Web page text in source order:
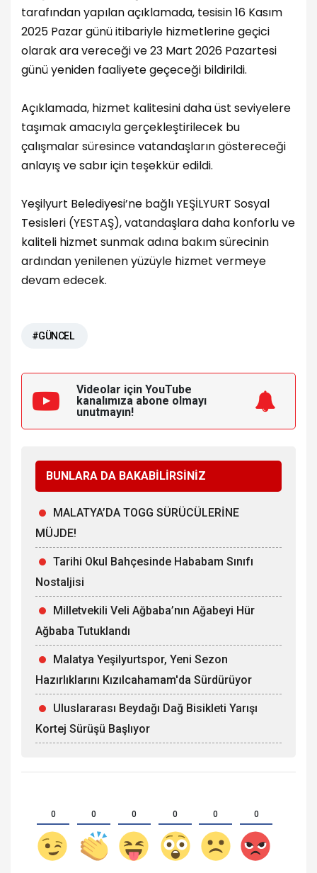
tarafından yapılan açıklamada, tesisin 16 Kasım
2025 Pazar günü itibariyle hizmetlerine geçici
olarak ara vereceği ve 23 Mart 2026 Pazartesi
günü yeniden faaliyete geçeceği bildirildi.
Açıklamada, hizmet kalitesini daha üst seviyelere
taşımak amacıyla gerçekleştirilecek bu
çalışmalar süresince vatandaşların göstereceği
anlayış ve sabır için teşekkür edildi.
Yeşilyurt Belediyesi’ne bağlı YEŞİLYURT Sosyal
Tesisleri (YESTAŞ), vatandaşlara daha konforlu ve
kaliteli hizmet sunmak adına bakım sürecinin
ardından yenilenen yüzüyle hizmet vermeye
devam edecek.
#GÜNCEL
Videolar için YouTube
kanalımıza abone olmayı
unutmayın!
BUNLARA DA BAKABİLİRSİNİZ
MALATYA’DA TOGG SÜRÜCÜLERİNE
MÜJDE!
Tarihi Okul Bahçesinde Hababam Sınıfı
Nostaljisi
Milletvekili Veli Ağbaba’nın Ağabeyi Hür
Ağbaba Tutuklandı
Malatya Yeşilyurtspor, Yeni Sezon
Hazırlıklarını Kızılcahamam'da Sürdürüyor
Uluslararası Beydağı Dağ Bisikleti Yarışı
Kortej Sürüşü Başlıyor
0 0 0 0 0 0